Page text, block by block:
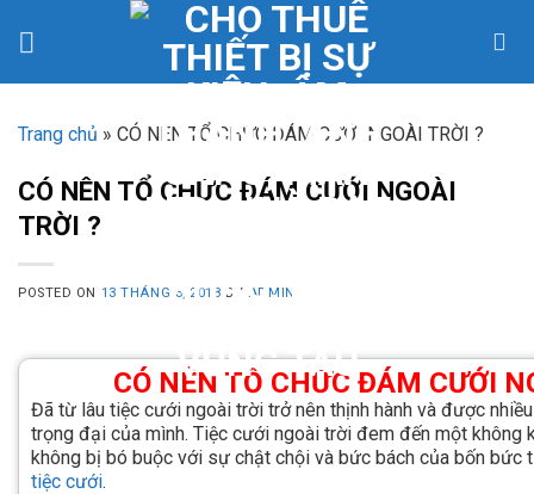
Trang chủ » CÓ NÊN TỔ CHỨC ĐÁM CƯỚI NGOÀI TRỜI ?
CÓ NÊN TỔ CHỨC ĐÁM CƯỚI NGOÀI
TRỜI ?
POSTED ON 13 THÁNG 3, 2018 BY ADMIN
CÓ NÊN TỔ CHỨC ĐÁM CƯỚI
Đã từ lâu tiệc cưới ngoài trời trở nên thịnh hành và được
trọng đại của mình. Tiệc cưới ngoài trời đem đến một không
không bị bó buộc với sự chật chội và bức bách của bốn bức
tiệc cưới.